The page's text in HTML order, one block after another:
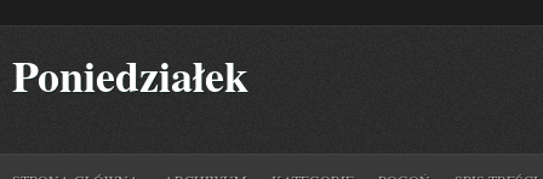
Poniedziałek